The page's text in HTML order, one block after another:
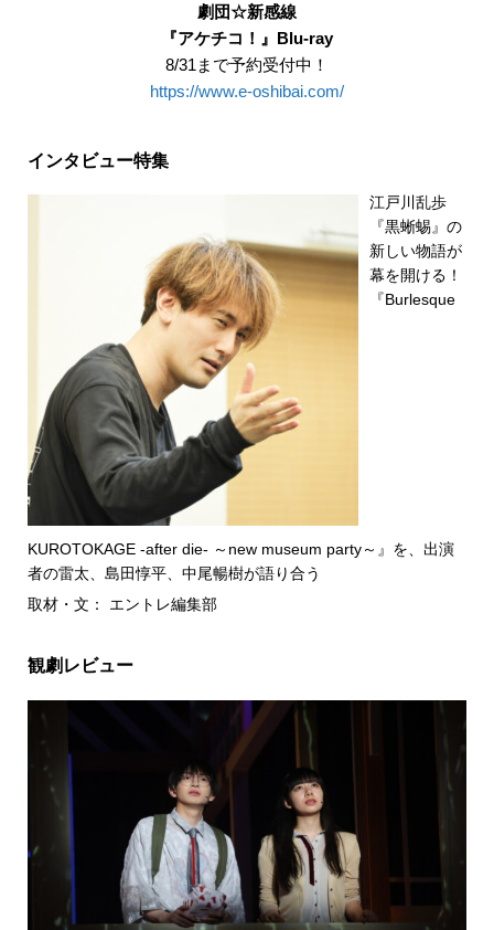
劇団☆新感線
『アケチコ！』Blu-ray
8/31まで予約受付中！
https://www.e-oshibai.com/
インタビュー特集
江戸川乱歩
『黒蜥蜴』の
新しい物語が
幕を開ける！
『Burlesque
KUROTOKAGE -after die- ～new museum party～』を、出演
者の雷太、島田惇平、中尾暢樹が語り合う
取材・文： エントレ編集部
観劇レビュー